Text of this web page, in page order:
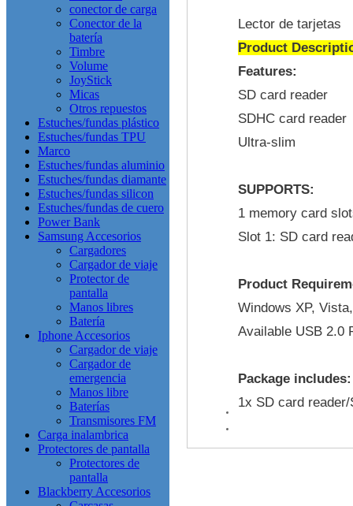
conector de carga
Conector de la
batería
Timbre
Volume
JoyStick
Micas
Otros repuestos
Estuches/fundas plástico
Estuches/fundas TPU
Marco
Estuches/fundas aluminio
Estuches/fundas diamante
Estuches/fundas silicon
Estuches/fundas de cuero
Power Bank
Samsung Accesorios
Cargadores
Cargador de viaje
Protector de
pantalla
Manos libres
Batería
Iphone Accesorios
Cargador de viaje
Cargador de
emergencia
Manos libre
Baterías
Transmisores FM
Carga inalambrica
Protectores de pantalla
Protectores de
pantalla
Blackberry Accesorios
Lector de tarjetas
Product
Features:
SD card reader
SDHC card reader
Ultra-slim
SUPPORTS:
1 memory card
Slot 1: SD card
Product
Windows XP,
Available USB 2.0
Package
1x SD card